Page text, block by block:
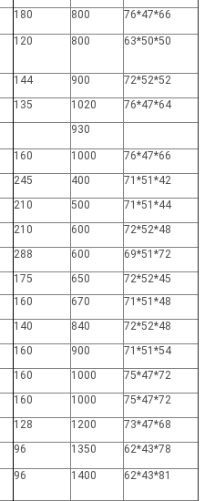
180 800 76*47*66
120 800 63*50*50
144 900
72*52*52
135 1020
76*47*64
930
160 1000
76*47*66
245 400
71*51*42
210 500
71*51*44
210 600
72*52*48
288 600
69*51*72
175 650
72*52*45
160 670
71*51*48
140 840
72*52*48
160 900
71*51*54
160 1000
75*47*72
160 1000
75*47*72
128 1200
73*47*68
96 1350 62*43*78
96 1400 62*43*81